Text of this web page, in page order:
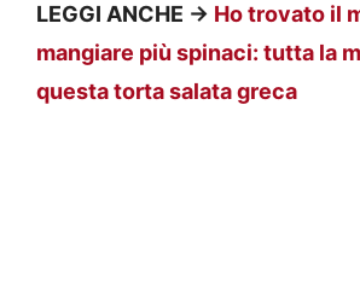
LEGGI ANCHE -> Ho trovato il
mangiare più spinaci: tutta la
questa torta salata greca